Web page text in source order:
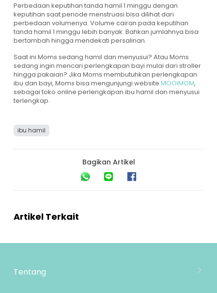
Perbedaan keputihan tanda hamil 1 minggu dengan
keputihan saat periode menstruasi bisa dilihat dari
perbedaan volumenya. Volume cairan pada keputihan
tanda hamil 1 minggu lebih banyak. Bahkan jumlahnya bisa
bertambah hingga mendekati persalinan.
Saat ini Moms sedang hamil dan menyusui? Atau Moms
sedang ingin mencari perlengkapan bayi mulai dari stroller
hingga pakaian? Jika Moms membutuhkan perlengkapan
ibu dan bayi, Moms bisa mengunjungi website MOOIMOM,
sebagai toko online perlengkapan ibu hamil dan menyusui
terlengkap.
ibu hamil
Bagikan Artikel
Artikel Terkait
Tentang